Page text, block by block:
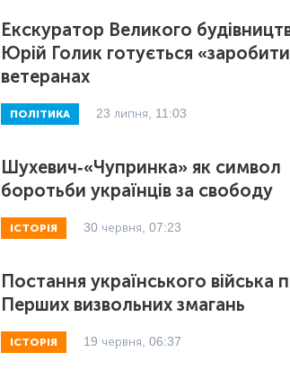
Екскуратор Великого
Юрій Голик готується
ветеранах
ПОЛІТИКА 23 липня, 11:03
Шухевич-«Чупринка» як символ
боротьби українців за свободу
ІСТОРІЯ 30 червня, 07:23
Постання українського війська
Перших визвольних змагань
ІСТОРІЯ 19 червня, 06:37